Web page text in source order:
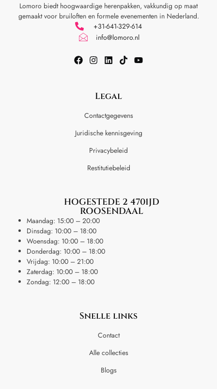
Lomoro biedt hoogwaardige herenpakken, vakkundig op maat
gemaakt voor bruiloften en formele evenementen in Nederland.
+31-641-329-614
info@lomoro.nl
Legal
Contactgegevens
Juridische kennisgeving
Privacybeleid
Restitutiebeleid
HOGESTEDE 2 4701JD
ROOSENDAAL
Maandag: 15:00 – 20:00
Dinsdag: 10:00 – 18:00
Woensdag: 10:00 – 18:00
Donderdag: 10:00 – 18:00
Vrijdag: 10:00 – 21:00
Zaterdag: 10:00 – 18:00
Zondag: 12:00 – 18:00
Snelle links
Contact
Alle collecties
Blogs